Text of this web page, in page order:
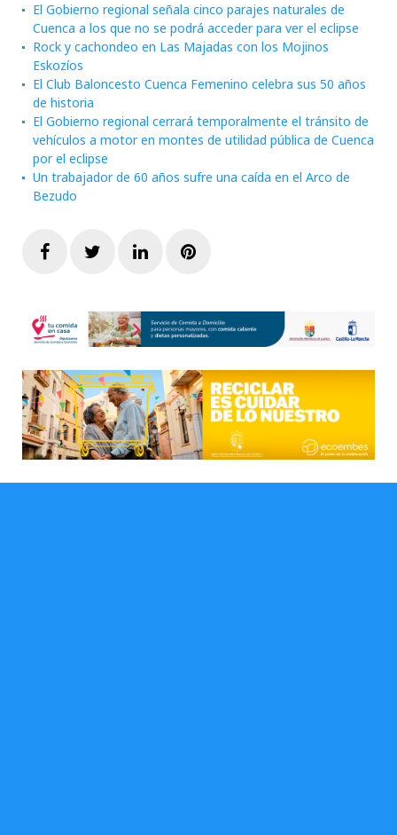
El Gobierno regional señala cinco parajes naturales de
Cuenca a los que no se podrá acceder para ver el eclipse
Rock y cachondeo en Las Majadas con los Mojinos
Eskozíos
El Club Baloncesto Cuenca Femenino celebra sus 50 años
de historia
El Gobierno regional cerrará temporalmente el tránsito de
vehículos a motor en montes de utilidad pública de Cuenca
por el eclipse
Un trabajador de 60 años sufre una caída en el Arco de
Bezudo
FacebookTwitterLinkedInPinterest